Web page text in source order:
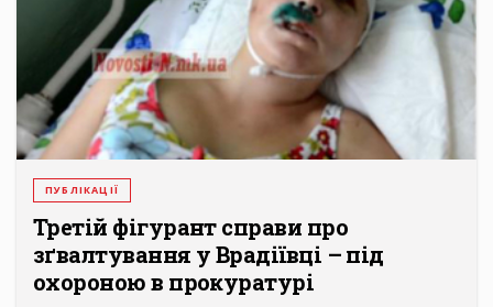
ПУБЛІКАЦІЇ
Третій фігурант справи про
зґвалтування у Врадіївці – під
охороною в прокуратурі